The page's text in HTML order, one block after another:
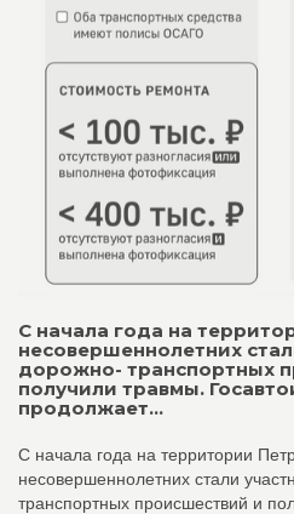
С начала года на
несовершеннолетних
дорожно- транспортных
получили травмы.
продолжает...
С начала года на территории
несовершеннолетних стали
транспортных происшествий и